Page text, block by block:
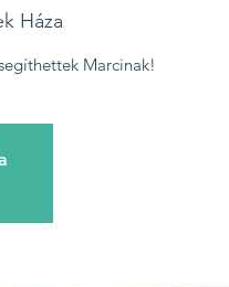
Háza
Marcinak!